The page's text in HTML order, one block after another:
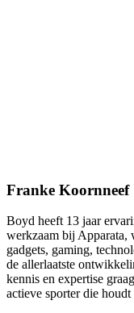
Franke Koornneef
Boyd heeft 13 jaar
werkzaam bij Apparata,
gadgets, gaming,
de allerlaatste
kennis en expertise
actieve sporter die